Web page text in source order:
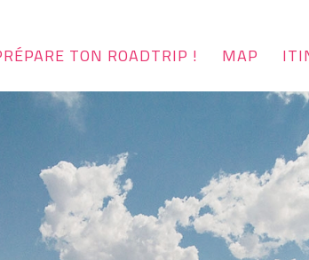
TON ROADTRIP ! MAP